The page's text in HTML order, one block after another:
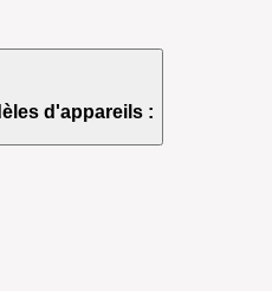
d'appareils :